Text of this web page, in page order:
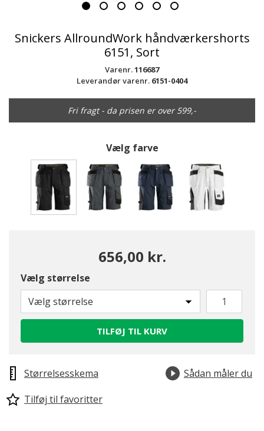
Snickers AllroundWork håndværkershorts
6151, Sort
Varenr.116687
Leverandør varenr. 6151-0404
Fri fragt - da prisen er over 599,-
Vælg farve
656,00 kr.
Vælg størrelse
Vælg størrelse
TILFØJ TIL KURV
Størrelsesskema
Sådan måler du
Tilføj til favoritter